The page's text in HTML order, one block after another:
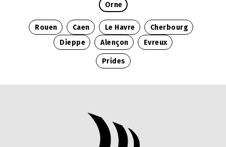
Orne
Rouen Caen Le Havre
Cherbourg
Dieppe
Alençon Evreux
Prides